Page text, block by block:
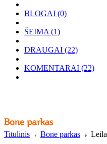
BLOGAI (0)
ŠEIMA (1)
DRAUGAI (22)
KOMENTARAI (22)
Titulinis Bone parkas Leila